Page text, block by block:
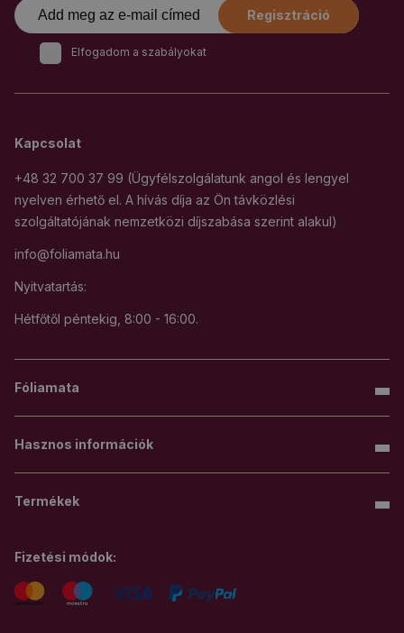
Regisztráció
Elfogadom a szabályokat
Kapcsolat
+48 32 700 37 99 (Ügyfélszolgálatunk angol és lengyel
nyelven érhető el. A hívás díja az Ön távközlési
szolgáltatójának nemzetközi díjszabása szerint alakul)
info@foliamata.hu
Nyitvatartás:
Hétfőtől péntekig, 8:00 - 16:00.
Fóliamata
Hasznos információk
Termékek
Fizetési módok: